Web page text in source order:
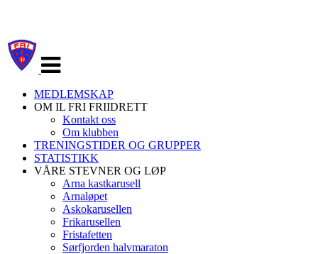
navigasjon
MEDLEMSKAP
OM IL FRI FRIIDRETT
Kontakt oss
Om klubben
TRENINGSTIDER OG GRUPPER
STATISTIKK
VÅRE STEVNER OG LØP
Arna kastkarusell
Arnaløpet
Askokarusellen
Frikarusellen
Fristafetten
Sørfjorden halvmaraton